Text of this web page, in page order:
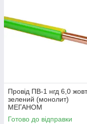
Провід ПВ-1 нгд 6,0
зелений (монолит)
МЕГАНОМ
Готово до відправки